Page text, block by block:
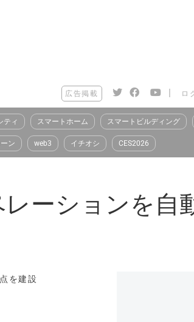
広告掲載 | ロ
ティ スマートホーム スマートビルディング
ーン web3 イチオシ CES2026
ーションを自
を建設